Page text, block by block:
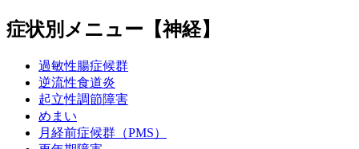
症状別メニュー【神経】
過敏性腸症候群
逆流性食道炎
起立性調節障害
めまい
月経前症候群（PMS）